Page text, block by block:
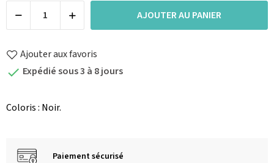
AJOUTER AU PANIER
Ajouter aux favoris
 Expédié sous 3 à 8 jours
Coloris : Noir.
Paiement sécurisé